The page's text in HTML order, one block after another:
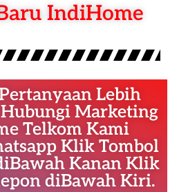
IndiHome
Lebih
Marketing
Telkom Kami
Klik Tombol
Kanan Klik
diBawah Kiri.